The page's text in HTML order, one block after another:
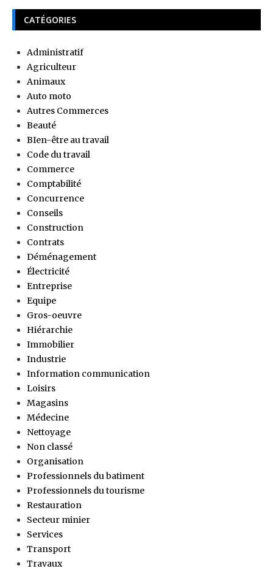
CATÉGORIES
Administratif
Agriculteur
Animaux
Auto moto
Autres Commerces
Beauté
BIen-être au travail
Code du travail
Commerce
Comptabilité
Concurrence
Conseils
Construction
Contrats
Déménagement
Électricité
Entreprise
Equipe
Gros-oeuvre
Hiérarchie
Immobilier
Industrie
Information communication
Loisirs
Magasins
Médecine
Nettoyage
Non classé
Organisation
Professionnels du batiment
Professionnels du tourisme
Restauration
Secteur minier
Services
Transport
Travaux